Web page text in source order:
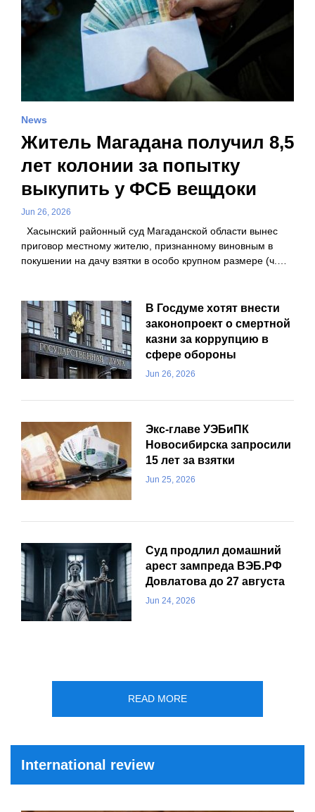
News
Житель Магадана получил 8,5
лет колонии за попытку
выкупить у ФСБ вещдоки
Jun 26, 2026
Хасынский районный суд Магаданской области вынес
приговор местному жителю, признанному виновным в
покушении на дачу взятки в особо крупном размере (ч.…
В Госдуме хотят внести
законопроект о смертной
казни за коррупцию в
сфере обороны
Jun 26, 2026
Экс-главе УЭБиПК
Новосибирска запросили
15 лет за взятки
Jun 25, 2026
Суд продлил домашний
арест зампреда ВЭБ.РФ
Довлатова до 27 августа
Jun 24, 2026
READ MORE
International review